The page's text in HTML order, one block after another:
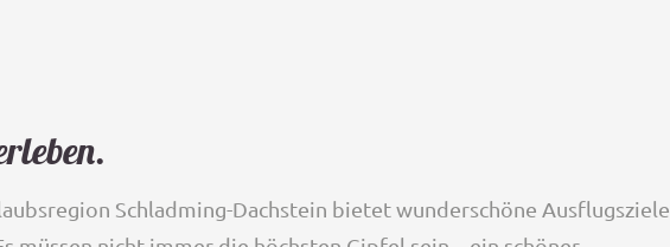
Schladming-Dachstein bietet wunderschöne Ausflugsziele